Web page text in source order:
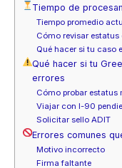
Tiempo de
Tiempo promedio
Cómo revisar estatus
Qué hacer si tu caso
Qué hacer si tu
errores
Cómo probar estatus
Viajar con I-90
Solicitar sello ADIT
Errores comunes
Motivo incorrecto
Firma faltante